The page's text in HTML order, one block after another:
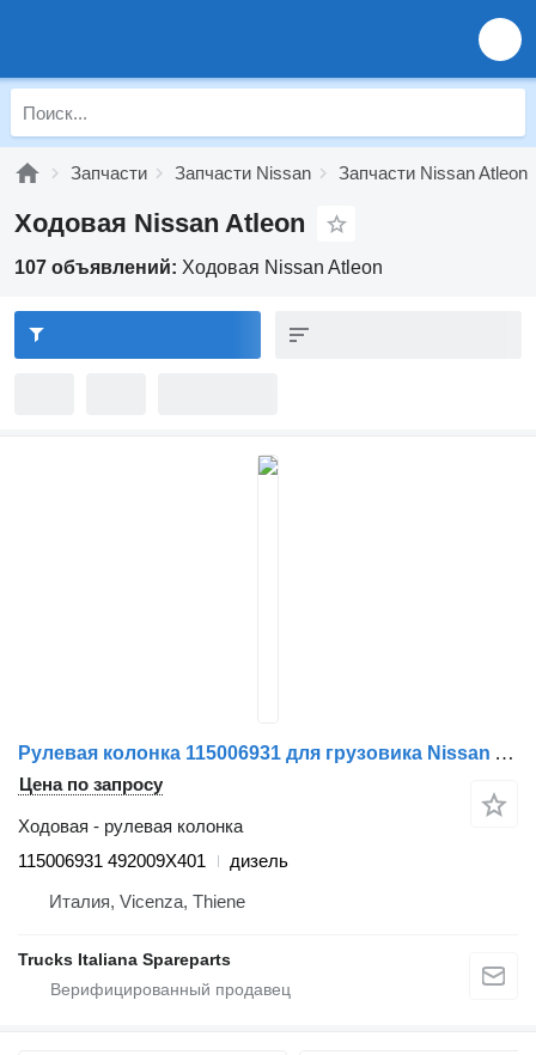
Запчасти Запчасти Nissan Запчасти Nissan Atleon
Ходовая Nissan Atleon
107 объявлений: Ходовая Nissan Atleon
Рулевая колонка 115006931 для грузовика Nissan Atleon
Цена по запросу
Ходовая - рулевая колонка
115006931 492009X401
дизель
Италия, Vicenza, Thiene
Trucks Italiana Spareparts